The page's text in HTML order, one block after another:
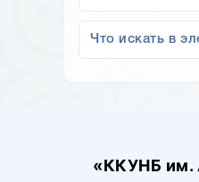
Что искать в
«ККУНБ им.